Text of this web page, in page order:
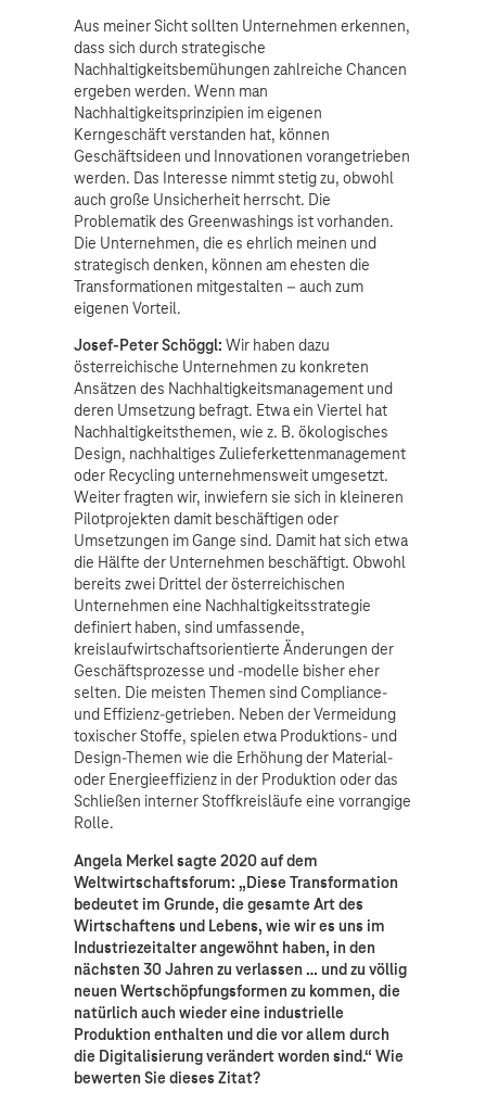
Aus meiner Sicht sollten Unternehmen erkennen,
dass sich durch strategische
Nachhaltigkeitsbemühungen zahlreiche Chancen
ergeben werden. Wenn man
Nachhaltigkeitsprinzipien im eigenen
Kerngeschäft verstanden hat, können
Geschäftsideen und Innovationen vorangetrieben
werden. Das Interesse nimmt stetig zu, obwohl
auch große Unsicherheit herrscht. Die
Problematik des Greenwashings ist vorhanden.
Die Unternehmen, die es ehrlich meinen und
strategisch denken, können am ehesten die
Transformationen mitgestalten – auch zum
eigenen Vorteil.
Josef-Peter Schöggl: Wir haben dazu
österreichische Unternehmen zu konkreten
Ansätzen des Nachhaltigkeitsmanagement und
deren Umsetzung befragt. Etwa ein Viertel hat
Nachhaltigkeitsthemen, wie z. B. ökologisches
Design, nachhaltiges Zulieferkettenmanagement
oder Recycling unternehmensweit umgesetzt.
Weiter fragten wir, inwiefern sie sich in kleineren
Pilotprojekten damit beschäftigen oder
Umsetzungen im Gange sind. Damit hat sich etwa
die Hälfte der Unternehmen beschäftigt. Obwohl
bereits zwei Drittel der österreichischen
Unternehmen eine Nachhaltigkeitsstrategie
definiert haben, sind umfassende,
kreislaufwirtschaftsorientierte Änderungen der
Geschäftsprozesse und -modelle bisher eher
selten. Die meisten Themen sind Compliance-
und Effizienz-getrieben. Neben der Vermeidung
toxischer Stoffe, spielen etwa Produktions- und
Design-Themen wie die Erhöhung der Material-
oder Energieeffizienz in der Produktion oder das
Schließen interner Stoffkreisläufe eine vorrangige
Rolle.
Angela Merkel sagte 2020 auf dem
Weltwirtschaftsforum: „Diese Transformation
bedeutet im Grunde, die gesamte Art des
Wirtschaftens und Lebens, wie wir es uns im
Industriezeitalter angewöhnt haben, in den
nächsten 30 Jahren zu verlassen … und zu völlig
neuen Wertschöpfungsformen zu kommen, die
natürlich auch wieder eine industrielle
Produktion enthalten und die vor allem durch
die Digitalisierung verändert worden sind.“ Wie
bewerten Sie dieses Zitat?